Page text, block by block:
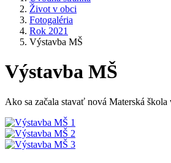
Život v obci
Fotogaléria
Rok 2021
Výstavba MŠ
Výstavba MŠ
Ako sa začala stavať nová Materská škola